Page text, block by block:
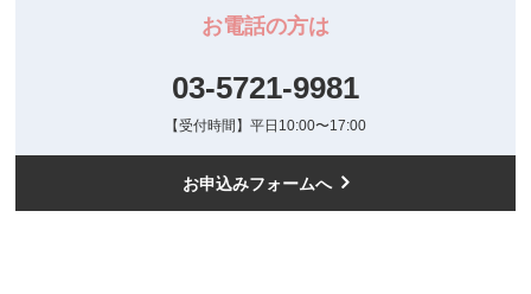
お電話の方は
03-5721-9981
【受付時間】平日10:00〜17:00
お申込みフォームへ